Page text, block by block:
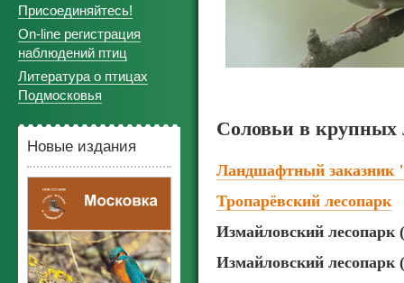
Присоединяйтесь!
On-line регистрация
наблюдений птиц
Литература о птицах
Подмосковья
Новые издания
Соловьи в крупных
Ландшафтный
Тропарёвский лесопарк
Измайловский лесопарк (
Измайловский лесопарк (